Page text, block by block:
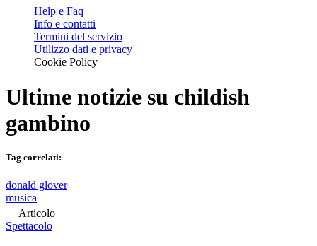
Help e Faq
Info e contatti
Termini del servizio
Utilizzo dati e privacy
Cookie Policy
Ultime notizie su childish
gambino
Tag correlati:
donald glover
musica
Articolo
Spettacolo